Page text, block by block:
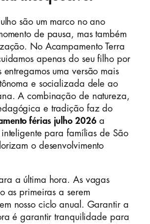
são um marco no ano
de pausa, mas também
No Acampamento Terra
apenas do seu filho por
entregamos uma versão mais
e socializada dele ao
A combinação de natureza,
e tradição faz do
férias julho 2026a
para famílias de São
o desenvolvimento
a última hora. As vagas
as primeiras a serem
nosso ciclo anual. Garantir a
é garantir tranquilidade para